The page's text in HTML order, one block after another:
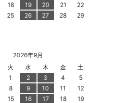
18 19 20 21
22
25 26 27 28
29
2026年9月
火 水 木 金
土
1
2 3 4
5
8 9 10 11
12
15 16 17 18
19